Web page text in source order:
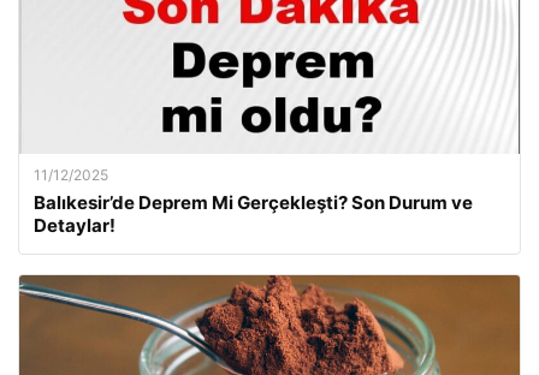
11/12/2025
Balıkesir’de Deprem Mi Gerçekleşti? Son Durum ve
Detaylar!